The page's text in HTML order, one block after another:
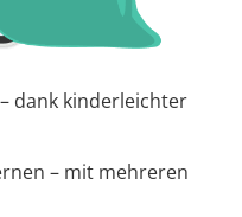
– dank kinderleichter
– mit mehreren